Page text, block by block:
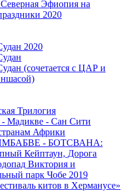
Эфиопия на
2020
2020
(сочетается с ЦАР и
Трилогия
- Мадикве - Сан Сити
Африки
- БОТСВАНА:
Кейптаун, Дорога
Виктория и
парк Чобе 2019
китов в Херманусе»